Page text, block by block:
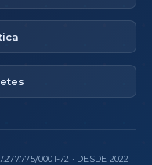
0001-72 • DESDE 2022